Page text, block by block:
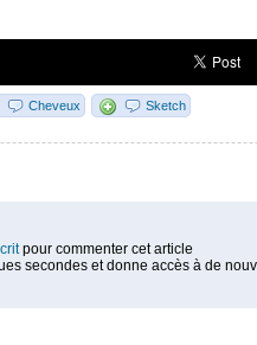
Cheveux Sketch
pour commenter cet article
secondes et donne accès à de